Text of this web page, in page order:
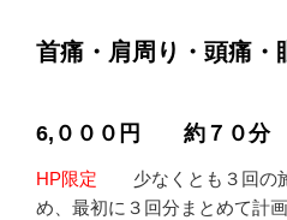
首痛・肩周り・頭痛
6,０００円 約７０分
HP限定 少なくとも３回の
め、最初に３回分まとめて計